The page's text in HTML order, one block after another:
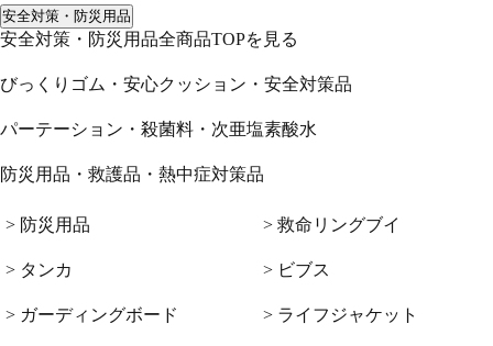
安全対策・防災用品
安全対策・防災用品全商品TOPを見る
びっくりゴム・安心クッション・安全対策品
パーテーション・殺菌料・次亜塩素酸水
防災用品・救護品・熱中症対策品
> 防災用品
> タンカ
> ガーディングボード
> 救命リングブイ
> ビブス
> ライフジャケット